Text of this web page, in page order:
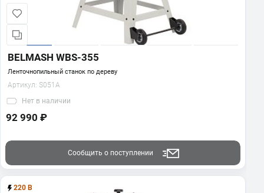
BELMASH WBS-355
Ленточнопильный станок по дереву
Артикул: S051A
Нет в наличии
92 990 ₽
Сообщить о поступлении
220 В